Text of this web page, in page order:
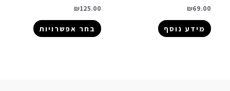
₪69.00
מידע נוסף
₪125.00
בחר אפשרויות